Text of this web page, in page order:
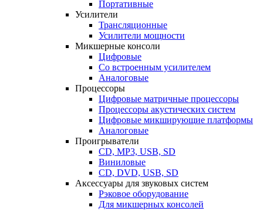
Портативные
Усилители
Трансляционные
Усилители мощности
Микшерные консоли
Цифровые
Со встроенным усилителем
Аналоговые
Процессоры
Цифровые матричные процессоры
Процессоры акустических систем
Цифровые микширующие платформы
Аналоговые
Проигрыватели
CD, MP3, USB, SD
Виниловые
CD, DVD, USB, SD
Аксессуары для звуковых систем
Рэковое оборудование
Для микшерных консолей